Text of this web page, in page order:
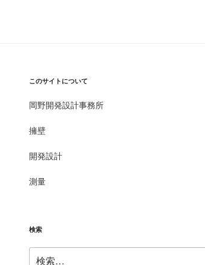
このサイトについて
岡野開発設計事務所
擁壁
開発設計
測量
検索